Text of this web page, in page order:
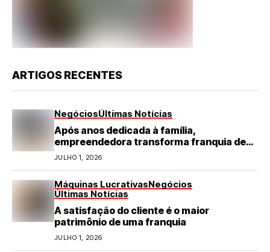
ARTIGOS RECENTES
NegóciosÚltimas Notícias
Após anos dedicada à família,
empreendedora transforma franquia de
turismo em negócio de destaque no RN
JULHO 1, 2026
Máquinas LucrativasNegócios
Últimas Notícias
A satisfação do cliente é o maior
patrimônio de uma franquia
JULHO 1, 2026